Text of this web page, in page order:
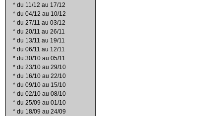
* du 11/12 au 17/12
* du 04/12 au 10/12
* du 27/11 au 03/12
* du 20/11 au 26/11
* du 13/11 au 19/11
* du 06/11 au 12/11
* du 30/10 au 05/11
* du 23/10 au 29/10
* du 16/10 au 22/10
* du 09/10 au 15/10
* du 02/10 au 08/10
* du 25/09 au 01/10
* du 18/09 au 24/09